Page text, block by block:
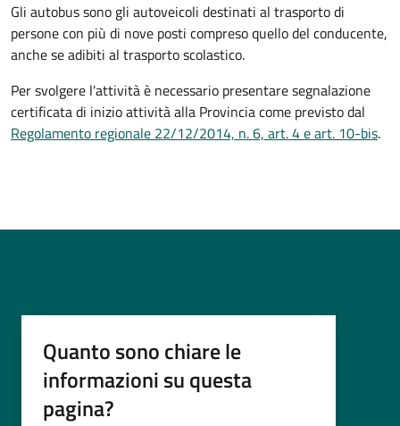
Gli autobus sono gli autoveicoli destinati al trasporto di
persone con più di nove posti compreso quello del conducente,
anche se adibiti al trasporto scolastico.
Per svolgere l'attività è necessario presentare segnalazione
certificata di inizio attività alla Provincia come previsto dal
Regolamento regionale 22/12/2014, n. 6, art. 4 e art. 10-bis.
Quanto sono chiare le
informazioni su questa
pagina?